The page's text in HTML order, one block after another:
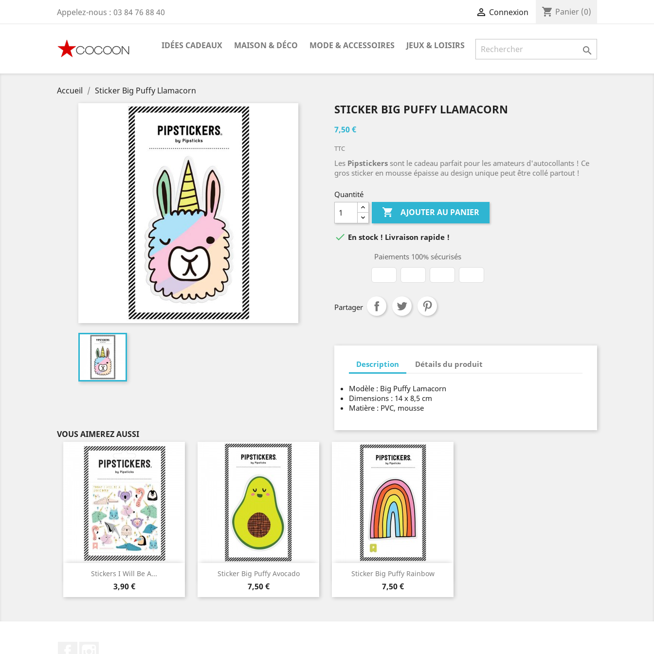
Appelez-nous : 03 84 76 88 40  Connexion shopping_cart Panier (0)
IDÉES CADEAUX MAISON & DÉCO MODE & ACCESSOIRES JEUX & LOISIRS 
Accueil Sticker Big Puffy Llamacorn
STICKER BIG PUFFY LLAMACORN
7,50 €
TTC
Les Pipstickers sont le cadeau parfait pour les amateurs d'autocollants ! Ce
gros sticker en mousse épaisse au design unique peut être collé partout !
Quantité
 AJOUTER AU PANIER
 En stock ! Livraison rapide !
Paiements 100% sécurisés
Partager
Description Détails du produit
Modèle : Big Puffy Lamacorn
Dimensions : 14 x 8,5 cm
Matière : PVC, mousse
VOUS AIMEREZ AUSSI
Stickers I Will Be A...
Prix
3,90 €
Aperçu rapide Sticker Big Puffy Avocado
Prix
7,50 €
Aperçu rapide Sticker Big Puffy Rainbow
Prix
7,50 €
Aperçu rapide